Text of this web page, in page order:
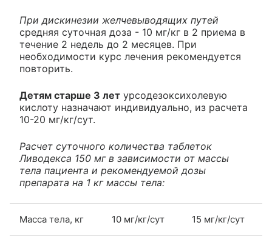
При дискинезии желчевыводящих путей
средняя суточная доза - 10 мг/кг в 2 приема в
течение 2 недель до 2 месяцев. При
необходимости курс лечения рекомендуется
повторить.
Детям старше 3 лет урсодезоксихолевую
кислоту назначают индивидуально, из расчета
10-20 мг/кг/сут.
Расчет суточного количества таблеток
Ливодекса 150 мг в зависимости от массы
тела пациента и рекомендуемой дозы
препарата на 1 кг массы тела:
Масса тела, кг 10 мг/кг/сут 15 мг/кг/сут